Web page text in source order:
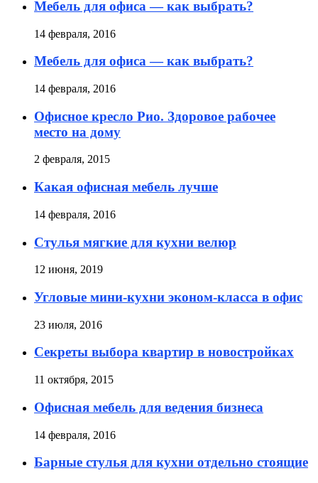
Мебель для офиса — как выбрать?
14 февраля, 2016
Мебель для офиса — как выбрать?
14 февраля, 2016
Офисное кресло Рио. Здоровое рабочее
место на дому
2 февраля, 2015
Какая офисная мебель лучше
14 февраля, 2016
Стулья мягкие для кухни велюр
12 июня, 2019
Угловые мини-кухни эконом-класса в офис
23 июля, 2016
Секреты выбора квартир в новостройках
11 октября, 2015
Офисная мебель для ведения бизнеса
14 февраля, 2016
Барные стулья для кухни отдельно стоящие